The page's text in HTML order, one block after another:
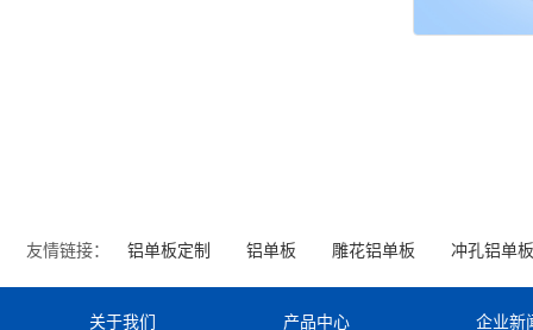
友情链接： 铝单板定制 铝单板 雕花铝单板 冲孔铝单板
关于我们 产品中心 企业新